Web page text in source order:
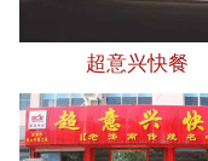
超意兴快餐